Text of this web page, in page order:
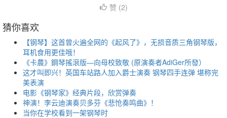
赞 (2)
猜你喜欢
【钢琴】这首曾火遍全网的《起风了》，无损音质三角钢琴版，
耳机食用更佳哦！
《卡農》鋼琴搖滾版—向母校致敬 (原演奏者AdiGer所發）
这才叫即兴！英国车站路人加入爵士演奏 钢琴四手连弹 堪称完
美表演
电影《钢琴家》经典片段，欣赏弹奏
神演！李云迪演奏贝多芬《悲怆奏鸣曲》！
当你在学校看到一架钢琴时